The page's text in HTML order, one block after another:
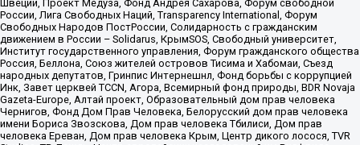
Швеции, Проект Медуза, Фонд Андрея Сахарова, Форум свободной
России, Лига Свободных Наций, Transparеncy International, Форум
Свободных Народов ПостРоссии, Солидарность с гражданским
движением в России – Solidarus, КрымSOS, Свободный университет,
Институт государственного управления, Форум гражданского общества
Россия, Беллона, Союз жителей островов Тисима и Хабомаи, Съезд
народных депутатов, Гринпис Интернешнл, Фонд борьбы с коррупцией
Инк, Завет церквей TCCN, Агора, Всемирный фонд природы, BDR Novaja
Gazeta-Europe, Алтай проект, Образовательный дом прав человека
Чернигов, Фонд Дом Прав Человека, Белорусский дом прав человека
имени Бориса Звозскова, Дом прав человека Тбилиси, Дом прав
человека Ереван, Дом прав человека Крым, Центр дикого лосося, TVR